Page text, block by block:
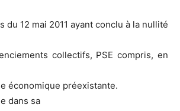
du 12 mai 2011 ayant conclu à la nullité
collectifs, PSE compris, en
économique préexistante.
dans sa